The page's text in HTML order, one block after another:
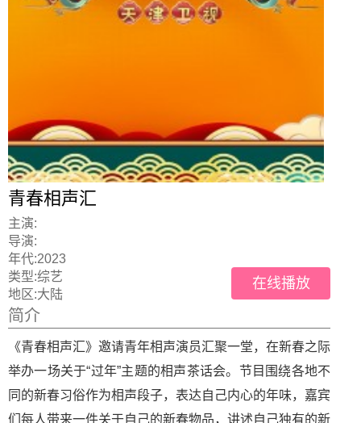
青春相声汇
主演:
导演:
年代:2023
类型:综艺
地区:大陆
在线播放
简介
《青春相声汇》邀请青年相声演员汇聚一堂，在新春之际
举办一场关于“过年”主题的相声茶话会。节目围绕各地不
同的新春习俗作为相声段子，表达自己内心的年味，嘉宾
们每人带来一件关于自己的新春物品，讲述自己独有的新